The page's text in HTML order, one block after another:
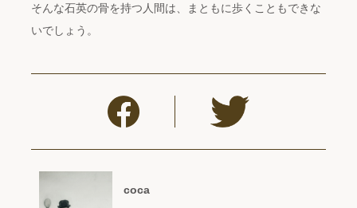
そんな石英の骨を持つ人間は、まともに歩くこともできな
いでしょう。
coca